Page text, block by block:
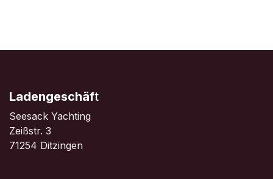
Ladengeschäft
Seesack Yachting
Zeißstr. 3
71254 Ditzingen